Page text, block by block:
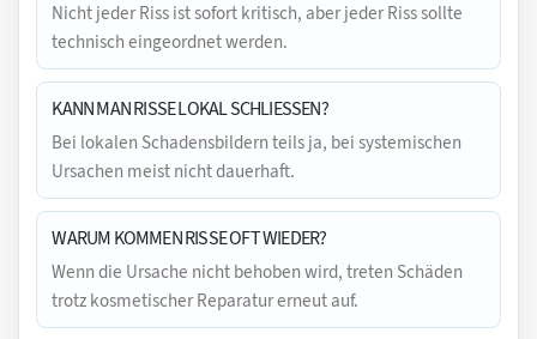
Nicht jeder Riss ist sofort kritisch, aber jeder Riss sollte
technisch eingeordnet werden.
KANN MAN RISSE LOKAL SCHLIESSEN?
Bei lokalen Schadensbildern teils ja, bei systemischen
Ursachen meist nicht dauerhaft.
WARUM KOMMEN RISSE OFT WIEDER?
Wenn die Ursache nicht behoben wird, treten Schäden
trotz kosmetischer Reparatur erneut auf.